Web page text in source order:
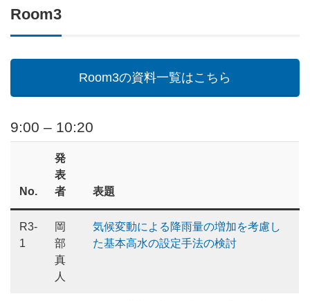
Room3
Room3の資料一覧はこちら
9:00 – 10:20
No.
発
表
者
表題
R3-
1
岡
部
真
人
気候変動による降雨量の増加を考慮し
た基本高水の設定手法の検討